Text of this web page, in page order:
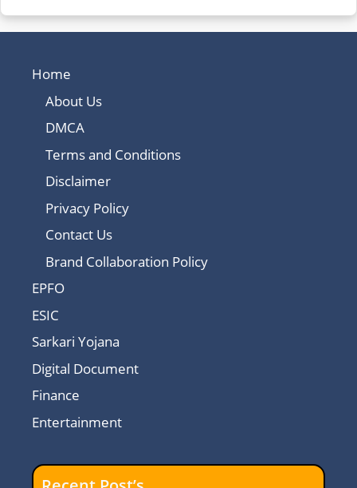
Home
About Us
DMCA
Terms and Conditions
Disclaimer
Privacy Policy
Contact Us
Brand Collaboration Policy
EPFO
ESIC
Sarkari Yojana
Digital Document
Finance
Entertainment